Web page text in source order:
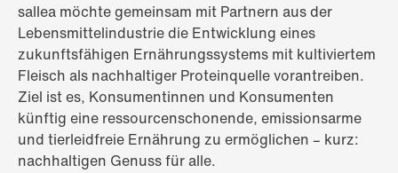
sallea möchte gemeinsam mit Partnern aus der
Lebensmittelindustrie die Entwicklung eines
zukunftsfähigen Ernährungssystems mit kultiviertem
Fleisch als nachhaltiger Proteinquelle vorantreiben.
Ziel ist es, Konsumentinnen und Konsumenten
künftig eine ressourcenschonende, emissionsarme
und tierleidfreie Ernährung zu ermöglichen – kurz:
nachhaltigen Genuss für alle.